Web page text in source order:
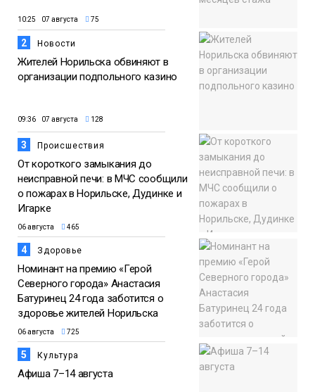
10:25 07 августа 75
2 Новости
Жителей Норильска обвиняют в
организации подпольного казино
09:36 07 августа 128
3 Происшествия
От короткого замыкания до
неисправной печи: в МЧС сообщили
о пожарах в Норильске, Дудинке и
Игарке
06 августа 465
4 Здоровье
Номинант на премию «Герой
Северного города» Анастасия
Батуринец 24 года заботится о
здоровье жителей Норильска
06 августа 725
5 Культура
Афиша 7–14 августа